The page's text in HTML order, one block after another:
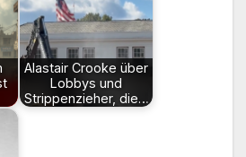
Alastair Crooke über
Lobbys und
Strippenzieher, die…